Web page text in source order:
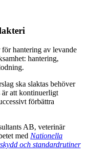
hantering av levande
hantering,
ska slaktas behöver
är att kontinuerligt
förbättra
AB, veterinär
med Nationella
och standardrutiner